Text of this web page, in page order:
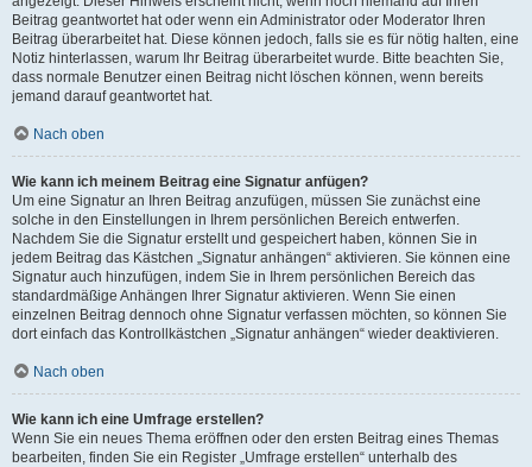
Beitrag geantwortet hat oder wenn ein Administrator oder Moderator Ihren
Beitrag überarbeitet hat. Diese können jedoch, falls sie es für nötig halten, eine
Notiz hinterlassen, warum Ihr Beitrag überarbeitet wurde. Bitte beachten Sie,
dass normale Benutzer einen Beitrag nicht löschen können, wenn bereits
jemand darauf geantwortet hat.
Nach oben
Wie kann ich meinem Beitrag eine Signatur anfügen?
Um eine Signatur an Ihren Beitrag anzufügen, müssen Sie zunächst eine
solche in den Einstellungen in Ihrem persönlichen Bereich entwerfen.
Nachdem Sie die Signatur erstellt und gespeichert haben, können Sie in
jedem Beitrag das Kästchen „Signatur anhängen“ aktivieren. Sie können eine
Signatur auch hinzufügen, indem Sie in Ihrem persönlichen Bereich das
standardmäßige Anhängen Ihrer Signatur aktivieren. Wenn Sie einen
einzelnen Beitrag dennoch ohne Signatur verfassen möchten, so können Sie
dort einfach das Kontrollkästchen „Signatur anhängen“ wieder deaktivieren.
Nach oben
Wie kann ich eine Umfrage erstellen?
Wenn Sie ein neues Thema eröffnen oder den ersten Beitrag eines Themas
bearbeiten, finden Sie ein Register „Umfrage erstellen“ unterhalb des